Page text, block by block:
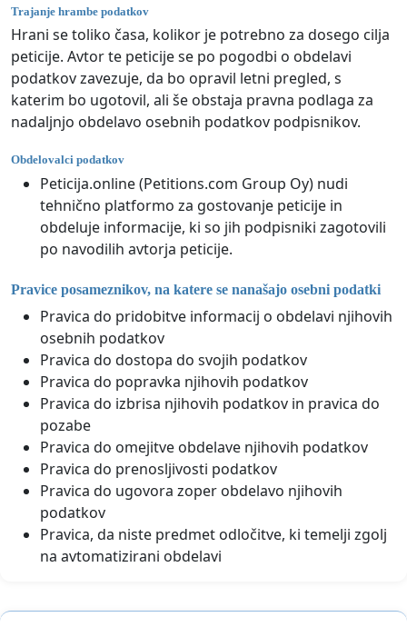
Trajanje hrambe podatkov
Hrani se toliko časa, kolikor je potrebno za dosego cilja
peticije. Avtor te peticije se po pogodbi o obdelavi
podatkov zavezuje, da bo opravil letni pregled, s
katerim bo ugotovil, ali še obstaja pravna podlaga za
nadaljnjo obdelavo osebnih podatkov podpisnikov.
Obdelovalci podatkov
Peticija.online (Petitions.com Group Oy) nudi
tehnično platformo za gostovanje peticije in
obdeluje informacije, ki so jih podpisniki zagotovili
po navodilih avtorja peticije.
Pravice posameznikov, na katere se nanašajo osebni podatki
Pravica do pridobitve informacij o obdelavi njihovih
osebnih podatkov
Pravica do dostopa do svojih podatkov
Pravica do popravka njihovih podatkov
Pravica do izbrisa njihovih podatkov in pravica do
pozabe
Pravica do omejitve obdelave njihovih podatkov
Pravica do prenosljivosti podatkov
Pravica do ugovora zoper obdelavo njihovih
podatkov
Pravica, da niste predmet odločitve, ki temelji zgolj
na avtomatizirani obdelavi